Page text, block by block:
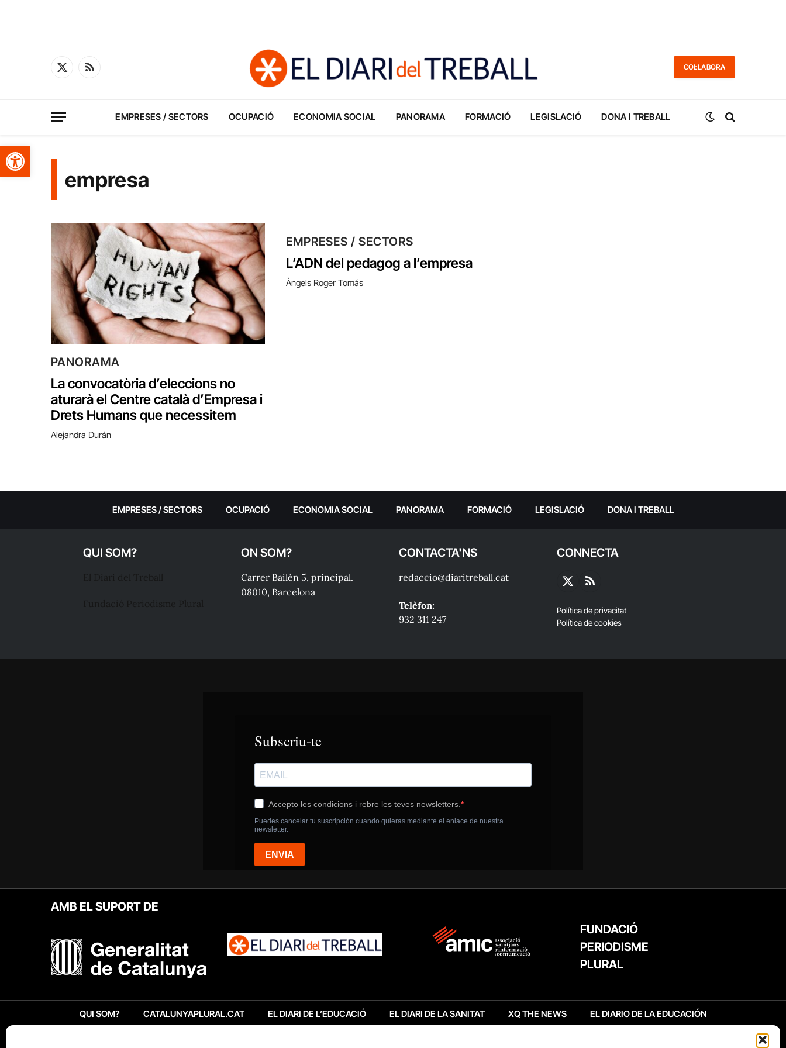
Obre la barra d'eines
X
RSS
COL·LABORA
EMPRESES / SECTORS OCUPACIÓ ECONOMIA SOCIAL PANORAMA FORMACIÓ LEGISLACIÓ DONA I TREBALL
empresa
PANORAMA
La convocatòria d’eleccions no
aturarà el Centre català d’Empresa i
Drets Humans que necessitem
Alejandra Durán
EMPRESES / SECTORS
L’ADN del pedagog a l’empresa
Àngels Roger Tomás
EMPRESES / SECTORS OCUPACIÓ ECONOMIA SOCIAL PANORAMA FORMACIÓ LEGISLACIÓ DONA I TREBALL
QUI SOM? ON SOM?
Carrer Bailén 5, principal.
08010, Barcelona
CONTACTA'NS
redaccio@diaritreball.cat
Telèfon:
932 311 247
CONNECTA
X
RSS
Política de privacitat
Política de cookies
AMB EL SUPORT DE
FUNDACIÓ
PERIODISME
PLURAL
QUI SOM? CATALUNYAPLURAL.CAT EL DIARI DE L’EDUCACIÓ EL DIARI DE LA SANITAT XQ THE NEWS EL DIARIO DE LA EDUCACIÓN